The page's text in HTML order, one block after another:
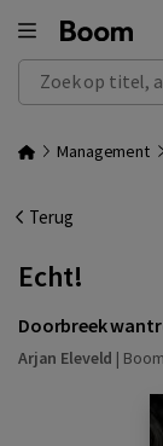
Zoek op titel,
Management
Terug
Echt!
Doorbreek
Arjan Eleveld | Boom